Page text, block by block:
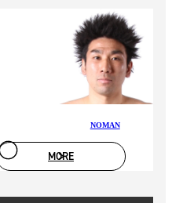
NOMAN
MORE